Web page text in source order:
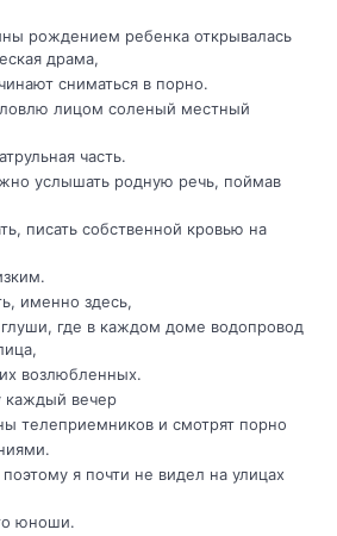
рождением ребенка открывалась
драма,
сниматься в порно.
ловлю лицом соленый местный
часть.
услышать родную речь, поймав
писать собственной кровью на
именно здесь,
где в каждом доме водопровод
возлюбленных.
каждый вечер
телеприемников и смотрят порно
я почти не видел на улицах
юноши.